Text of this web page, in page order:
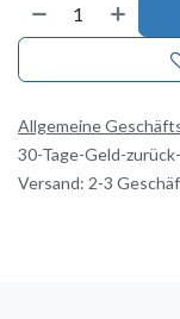
Allgemeine
30-Tage-Geld-
Versand: 2-3